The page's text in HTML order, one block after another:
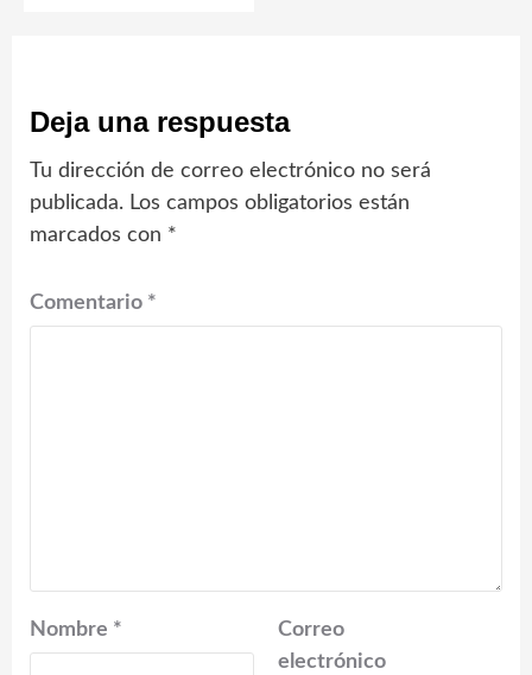
Deja una respuesta
Tu dirección de correo electrónico no será
publicada. Los campos obligatorios están
marcados con *
Comentario *
Nombre *
Correo
electrónico